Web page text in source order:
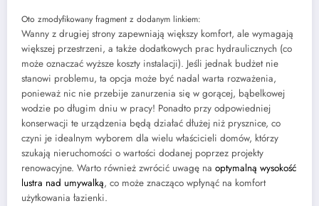
Oto zmodyfikowany fragment z dodanym linkiem:
Wanny z drugiej strony zapewniają większy komfort, ale wymagają
większej przestrzeni, a także dodatkowych prac hydraulicznych (co
może oznaczać wyższe koszty instalacji). Jeśli jednak budżet nie
stanowi problemu, ta opcja może być nadal warta rozważenia,
ponieważ nic nie przebije zanurzenia się w gorącej, bąbelkowej
wodzie po długim dniu w pracy! Ponadto przy odpowiedniej
konserwacji te urządzenia będą działać dłużej niż prysznice, co
czyni je idealnym wyborem dla wielu właścicieli domów, którzy
szukają nieruchomości o wartości dodanej poprzez projekty
renowacyjne. Warto również zwrócić uwagę na optymalną wysokość
lustra nad umywalką, co może znacząco wpłynąć na komfort
użytkowania łazienki.